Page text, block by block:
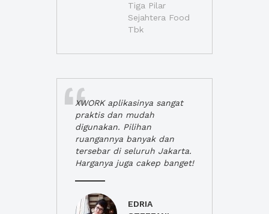
Tiga Pilar
Sejahtera Food
Tbk
XWORK aplikasinya sangat
praktis dan mudah
digunakan. Pilihan
ruangannya banyak dan
tersebar di seluruh Jakarta.
Harganya juga cakep banget!
EDRIA